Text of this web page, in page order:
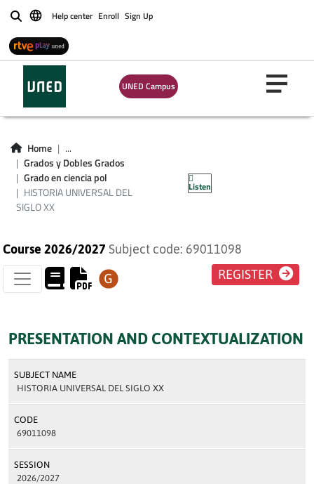
BuscarHelp center Enroll Sign Up
UNED Campus
Home
...
Grados y Dobles Grados
Grado en ciencia pol
HISTORIA UNIVERSAL DEL
SIGLO XX
Listen
HISTORIA
UNIVERSAL DEL
SIGLO XX
Course 2026/2027 Subject code: 69011098
REGISTER
PRESENTATION AND CONTEXTUALIZATION
SUBJECT NAME
HISTORIA UNIVERSAL DEL SIGLO XX
CODE
69011098
SESSION
2026/2027